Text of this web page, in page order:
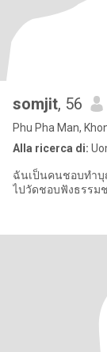
somjit, 56
Phu Pha Man,
Alla ricerca di:
ฉันเป็นคนชอบทำ
ไปวัดชอบฟังธรรม